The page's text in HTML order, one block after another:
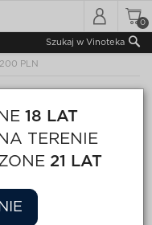
0
Szukaj w Vinoteka
PLN
18 LAT
TERENIE
21 LAT
NIE